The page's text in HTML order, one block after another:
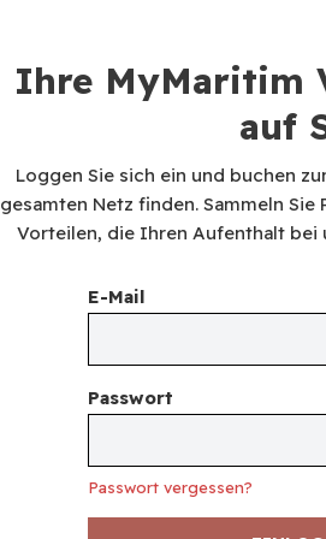
Ihre MyMaritim
auf
Loggen Sie sich ein und buchen
gesamten Netz finden. Sammeln
Vorteilen, die Ihren Aufenthalt bei
E-Mail
Passwort
Passwort vergessen?